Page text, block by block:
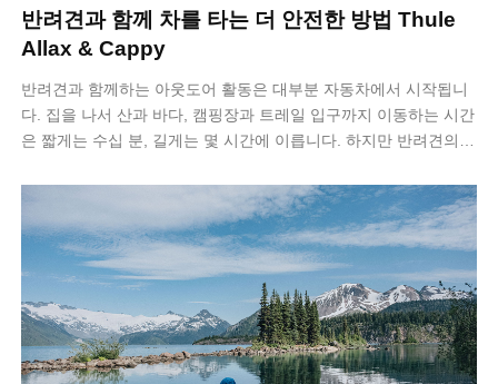
반려견과 함께 차를 타는 더 안전한 방법 Thule
Allax & Cappy
반려견과 함께하는 아웃도어 활동은 대부분 자동차에서 시작됩니
다. 집을 나서 산과 바다, 캠핑장과 트레일 입구까지 이동하는 시간
은 짧게는 수십 분, 길게는 몇 시간에 이릅니다. 하지만 반려견의